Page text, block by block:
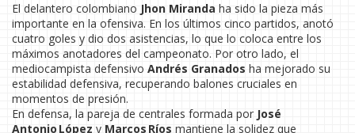
El delantero colombiano Jhon Miranda ha sido la pieza más
importante en la ofensiva. En los últimos cinco partidos, anotó
cuatro goles y dio dos asistencias, lo que lo coloca entre los
máximos anotadores del campeonato. Por otro lado, el
mediocampista defensivo Andrés Granados ha mejorado su
estabilidad defensiva, recuperando balones cruciales en
momentos de presión.
En defensa, la pareja de centrales formada por José
Antonio López y Marcos Ríos mantiene la solidez que